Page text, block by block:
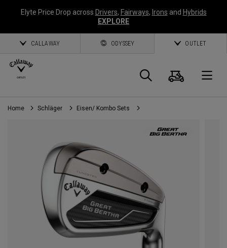
Elyte Price Drop across Drivers, Fairways, Irons and Hybrids
EXPLORE
CALLAWAY ODYSSEY OUTLET
Suche
Home Schläger Eisen/ Kombo Sets